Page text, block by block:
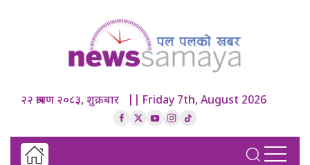
२२ श्रावण २०८३, शुक्रबार || Friday 7th, August 2026